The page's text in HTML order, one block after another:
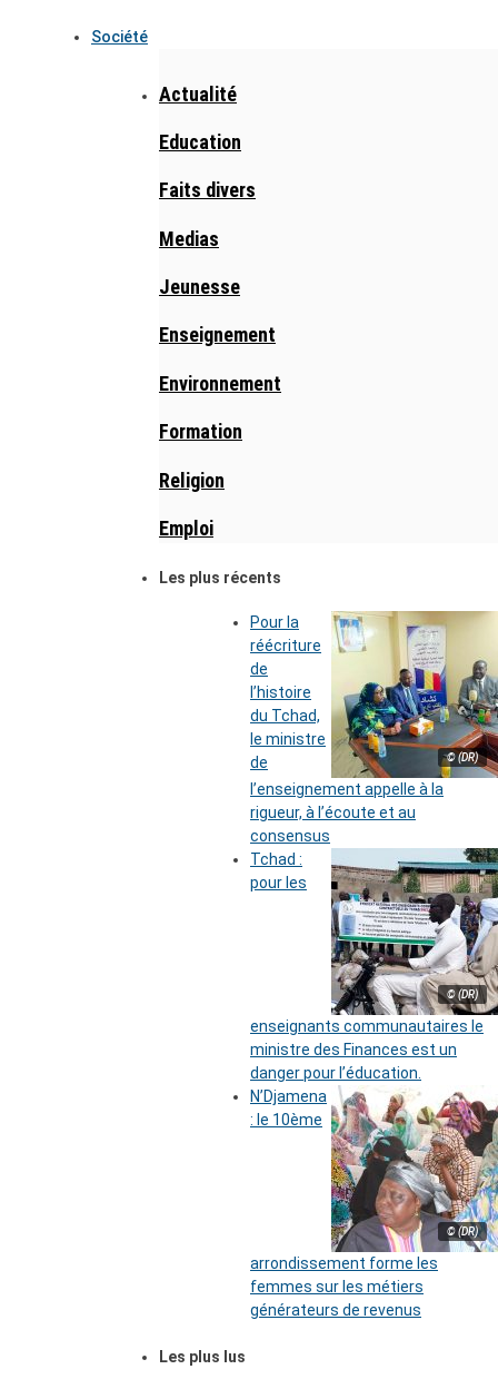
Société
Actualité
Education
Faits divers
Medias
Jeunesse
Enseignement
Environnement
Formation
Religion
Emploi
Les plus récents
© (DR)
Pour la
réécriture
de
l’histoire
du Tchad,
le ministre
de
l’enseignement appelle à la
rigueur, à l’écoute et au
consensus
© (DR)
Tchad :
pour les
enseignants communautaires le
ministre des Finances est un
danger pour l’éducation.
© (DR)
N’Djamena
: le 10ème
arrondissement forme les
femmes sur les métiers
générateurs de revenus
Les plus lus